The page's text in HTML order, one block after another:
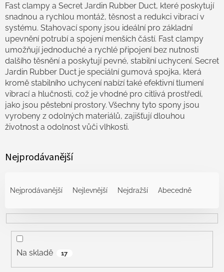
Fast clampy a Secret Jardin Rubber Duct, které poskytují
snadnou a rychlou montáž, těsnost a redukci vibrací v
systému. Stahovací spony jsou ideální pro základní
upevnění potrubí a spojení menších částí. Fast clampy
umožňují jednoduché a rychlé připojení bez nutnosti
dalšího těsnění a poskytují pevné, stabilní uchycení. Secret
Jardin Rubber Duct je speciální gumová spojka, která
kromě stabilního uchycení nabízí také efektivní tlumení
vibrací a hlučnosti, což je vhodné pro citlivá prostředí,
jako jsou pěstební prostory. Všechny tyto spony jsou
vyrobeny z odolných materiálů, zajišťují dlouhou
životnost a odolnost vůči vlhkosti.
Nejprodávanější
e
n
Nejprodávanější Nejlevnější Nejdražší Abecedně
Na skladě 17